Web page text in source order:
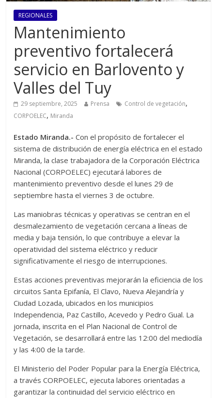
REGIONALES
Mantenimiento
preventivo fortalecerá
servicio en Barlovento y
Valles del Tuy
29 septiembre, 2025 Prensa Control de vegetación,
CORPOELEC, Miranda
Estado Miranda.-Con el propósito de fortalecer el
sistema de distribución de energía eléctrica en el estado
Miranda, la clase trabajadora de la Corporación Eléctrica
Nacional (CORPOELEC) ejecutará labores de
mantenimiento preventivo desde el lunes 29 de
septiembre hasta el viernes 3 de octubre.
Las maniobras técnicas y operativas se centran en el
desmalezamiento de vegetación cercana a líneas de
media y baja tensión, lo que contribuye a elevar la
operatividad del sistema eléctrico y reducir
significativamente el riesgo de interrupciones.
Estas acciones preventivas mejorarán la eficiencia de los
circuitos Santa Epifanía, El Clavo, Nueva Alejandría y
Ciudad Lozada, ubicados en los municipios
Independencia, Paz Castillo, Acevedo y Pedro Gual. La
jornada, inscrita en el Plan Nacional de Control de
Vegetación, se desarrollará entre las 12:00 del mediodía
y las 4:00 de la tarde.
El Ministerio del Poder Popular para la Energía Eléctrica,
a través CORPOELEC, ejecuta labores orientadas a
garantizar la continuidad del servicio eléctrico en